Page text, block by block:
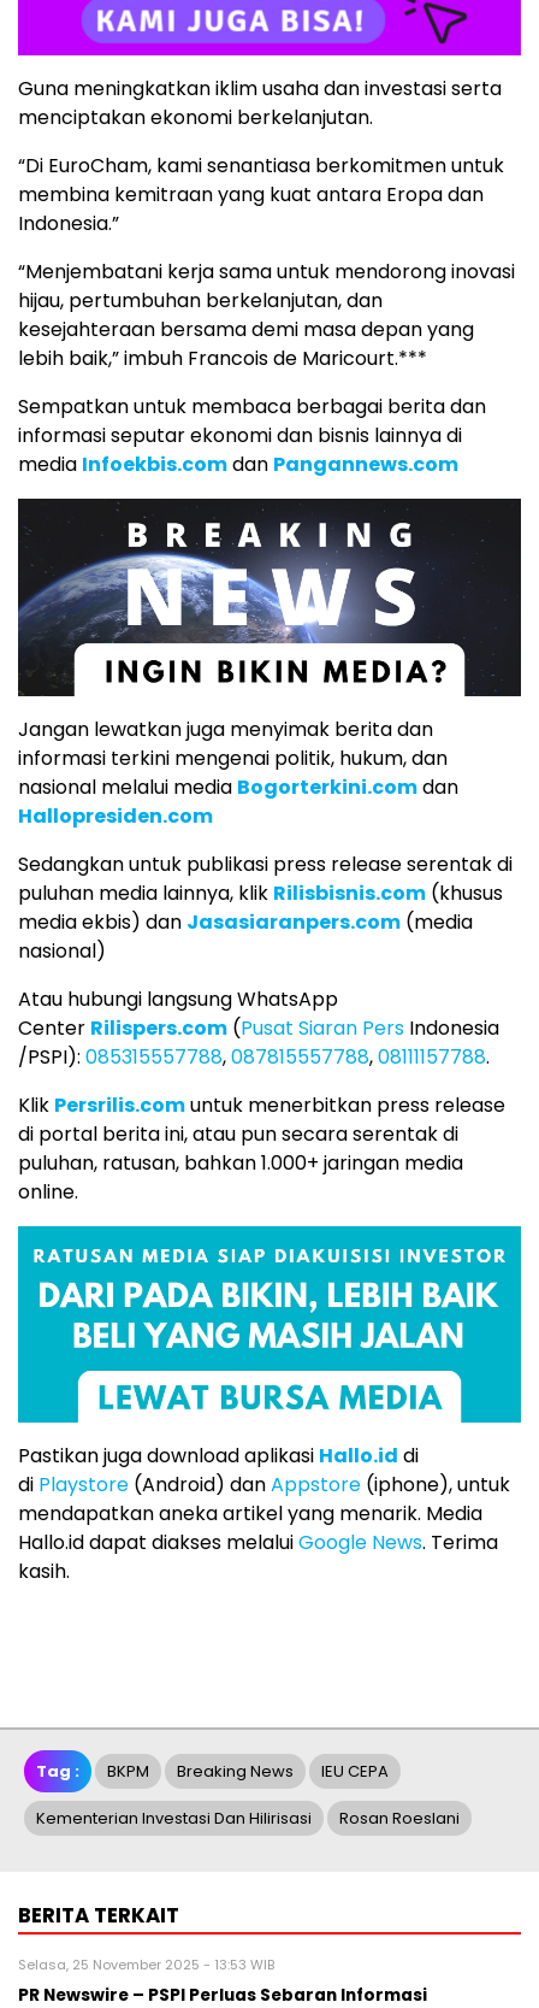
Guna meningkatkan iklim usaha dan investasi serta
menciptakan ekonomi berkelanjutan.
“Di EuroCham, kami senantiasa berkomitmen untuk
membina kemitraan yang kuat antara Eropa dan
Indonesia.”
“Menjembatani kerja sama untuk mendorong inovasi
hijau, pertumbuhan berkelanjutan, dan
kesejahteraan bersama demi masa depan yang
lebih baik,” imbuh Francois de Maricourt.***
Sempatkan untuk membaca berbagai berita dan
informasi seputar ekonomi dan bisnis lainnya di
media Infoekbis.comdan Pangannews.com
Jangan lewatkan juga menyimak berita dan
informasi terkini mengenai politik, hukum, dan
nasional melalui media Bogorterkini.comdan
Hallopresiden.com
Sedangkan untuk publikasi press release serentak di
puluhan media lainnya, klik Rilisbisnis.com (khusus
media ekbis) dan Jasasiaranpers.com (media
nasional)
Atau hubungi langsung WhatsApp
Center Rilispers.com (Pusat Siaran Pers Indonesia
/PSPI): 085315557788,087815557788,08111157788.
Klik Persrilis.comuntuk menerbitkan press release
di portal berita ini, atau pun secara serentak di
puluhan, ratusan, bahkan 1.000+ jaringan media
online.
Pastikan juga download aplikasi Hallo.id di
di Playstore (Android) danAppstore (iphone), untuk
mendapatkan aneka artikel yang menarik. Media
Hallo.id dapat diakses melaluiGoogle News. Terima
kasih.
Tag : BKPM Breaking News IEU CEPA
Kementerian Investasi Dan Hilirisasi Rosan Roeslani
BERITA TERKAIT
Selasa, 25 November 2025 - 13:53 WIB
PR Newswire – PSPI Perluas Sebaran Informasi